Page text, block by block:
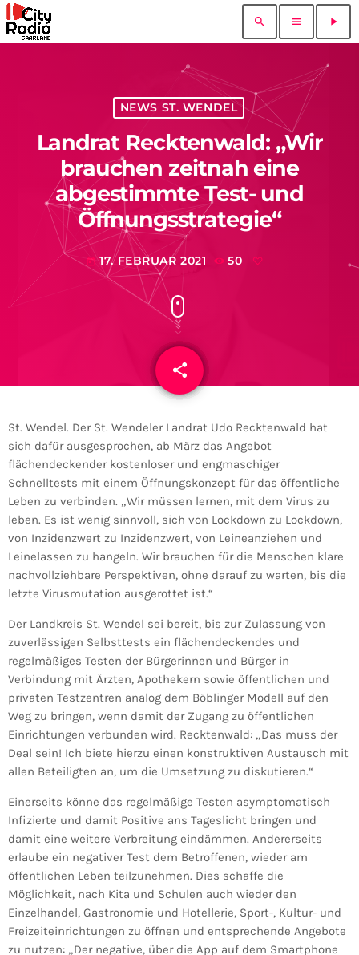
search menu play_arrow
NEWS ST. WENDEL
Landrat Recktenwald: „Wir
brauchen zeitnah eine
abgestimmte Test- und
Öffnungsstrategie“
today 17. FEBRUAR 2021 50
share
email
St. Wendel. Der St. Wendeler Landrat Udo Recktenwald hat
sich dafür ausgesprochen, ab März das Angebot
flächendeckender kostenloser und engmaschiger
Schnelltests mit einem Öffnungskonzept für das öffentliche
Leben zu verbinden. „Wir müssen lernen, mit dem Virus zu
leben. Es ist wenig sinnvoll, sich von Lockdown zu Lockdown,
von Inzidenzwert zu Inzidenzwert, von Leineanziehen und
Leinelassen zu hangeln. Wir brauchen für die Menschen klare
nachvollziehbare Perspektiven, ohne darauf zu warten, bis die
letzte Virusmutation ausgerottet ist.“
Der Landkreis St. Wendel sei bereit, bis zur Zulassung von
zuverlässigen Selbsttests ein flächendeckendes und
regelmäßiges Testen der Bürgerinnen und Bürger in
Verbindung mit Ärzten, Apothekern sowie öffentlichen und
privaten Testzentren analog dem Böblinger Modell auf den
Weg zu bringen, wenn damit der Zugang zu öffentlichen
Einrichtungen verbunden wird. Recktenwald: „Das muss der
Deal sein! Ich biete hierzu einen konstruktiven Austausch mit
allen Beteiligten an, um die Umsetzung zu diskutieren.“
Einerseits könne das regelmäßige Testen asymptomatisch
Infizierte und damit Positive ans Tageslicht bringen und
damit eine weitere Verbreitung eindämmen. Andererseits
erlaube ein negativer Test dem Betroffenen, wieder am
öffentlichen Leben teilzunehmen. Dies schaffe die
Möglichkeit, nach Kita und Schulen auch wieder den
Einzelhandel, Gastronomie und Hotellerie, Sport-, Kultur- und
Freizeiteinrichtungen zu öffnen und entsprechende Angebote
zu nutzen: „Der negative, über die App auf dem Smartphone